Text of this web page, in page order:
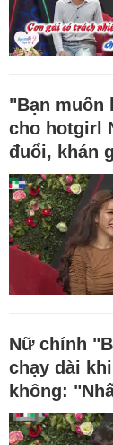
"Bạn muốn
cho hotgirl
đuổi, khán
Nữ chính
chạy dài
không: